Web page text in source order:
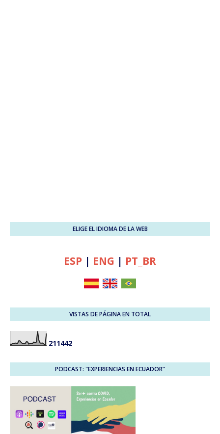
ELIGE EL IDIOMA DE LA WEB
ESP | ENG | PT_BR
VISTAS DE PÁGINA EN TOTAL
211442
PODCAST: "EXPERIENCIAS EN ECUADOR”